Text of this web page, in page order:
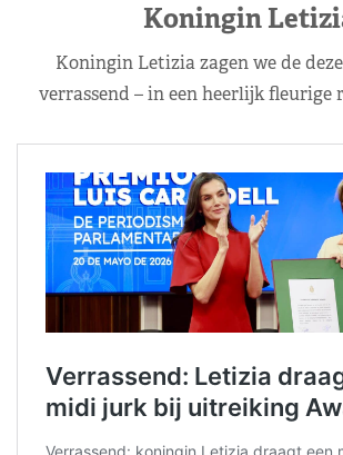
Koningin
Koningin Letizia zagen we de
verrassend – in een heerlijk fleurige